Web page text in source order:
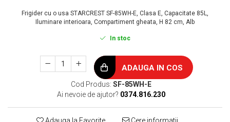
Frigider cu o usa STARCREST SF-85WH-E, Clasa E, Capacitate 85L,
Iluminare interioara, Compartiment gheata, H 82 cm, Alb
In stoc
ADAUGA IN COS
Cod Produs: SF-85WH-E
Ai nevoie de ajutor? 0374.816.230